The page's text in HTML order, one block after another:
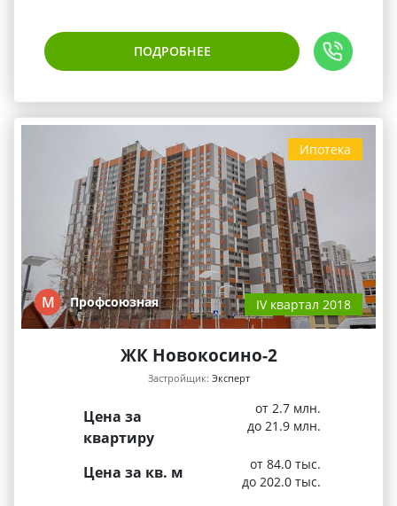
ПОДРОБНЕЕ
Ипотека
М Профсоюзная IV квартал 2018
ЖК Новокосино-2
Застройщик: Эксперт
Цена за
квартиру
от 2.7 млн.
до 21.9 млн.
Цена за кв. м
от 84.0 тыс.
до 202.0 тыс.